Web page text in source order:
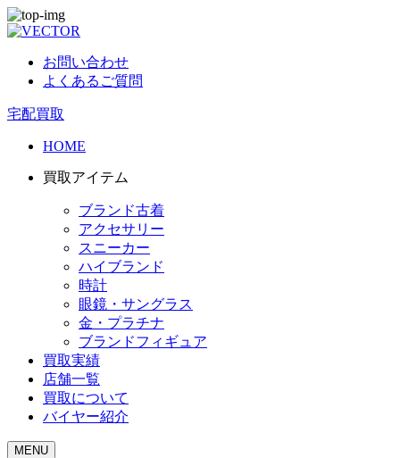
お問い合わせ
よくあるご質問
宅配買取
HOME
買取アイテム
ブランド古着
アクセサリー
スニーカー
ハイブランド
時計
眼鏡・サングラス
金・プラチナ
ブランドフィギュア
買取実績
店舗一覧
買取について
バイヤー紹介
MENU